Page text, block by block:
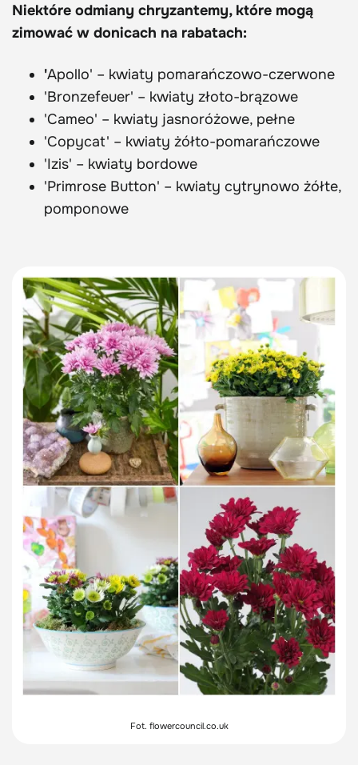
Niektóre odmiany chryzantemy, które mogą
zimować w donicach na rabatach:
'Apollo' – kwiaty pomarańczowo-czerwone
'Bronzefeuer' – kwiaty złoto-brązowe
'Cameo' – kwiaty jasnoróżowe, pełne
'Copycat' – kwiaty żółto-pomarańczowe
'Izis' – kwiaty bordowe
'Primrose Button' – kwiaty cytrynowo żółte,
pomponowe
Fot. flowercouncil.co.uk